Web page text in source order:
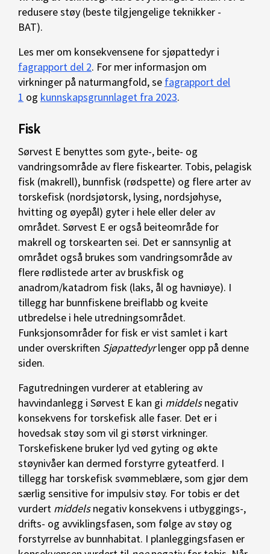
redusere støy (beste tilgjengelige teknikker -
BAT).
Les mer om konsekvensene for sjøpattedyr i
fagrapport del 2. For mer informasjon om
virkninger på naturmangfold, se fagrapport del
1 og kunnskapsgrunnlaget fra 2023.
Fisk
Sørvest E benyttes som gyte-, beite- og
vandringsområde av flere fiskearter. Tobis, pelagisk
fisk (makrell), bunnfisk (rødspette) og flere arter av
torskefisk (nordsjøtorsk, lysing, nordsjøhyse,
hvitting og øyepål) gyter i hele eller deler av
området. Sørvest E er også beiteområde for
makrell og torskearten sei. Det er sannsynlig at
området også brukes som vandringsområde av
flere rødlistede arter av bruskfisk og
anadrom/katadrom fisk (laks, ål og havniøye). I
tillegg har bunnfiskene breiflabb og kveite
utbredelse i hele utredningsområdet.
Funksjonsområder for fisk er vist samlet i kart
under overskriften Sjøpattedyrlenger opp på denne
siden.
Fagutredningen vurderer at etablering av
havvindanlegg i Sørvest E kan gi middelsnegativ
konsekvens for torskefisk alle faser. Det er i
hovedsak støy som vil gi størst virkninger.
Torskefiskene bruker lyd ved gyting og økte
støynivåer kan dermed forstyrre gyteatferd. I
tillegg har torskefisk svømmeblære, som gjør dem
særlig sensitive for impulsiv støy. For tobis er det
vurdert middelsnegativ konsekvens i utbyggings-,
drifts- og avviklingsfasen, som følge av støy og
forstyrrelse av bunnhabitat. I planleggingsfasen er